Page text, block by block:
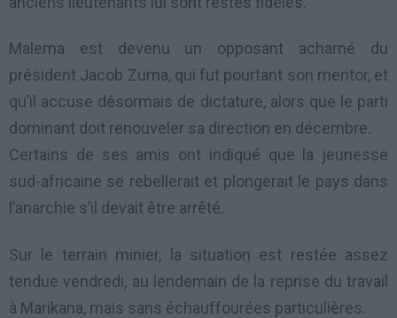
Malema est devenu un opposant acharné du
président Jacob Zuma, qui fut pourtant son mentor, et
qu’il accuse désormais de dictature, alors que le parti
dominant doit renouveler sa direction en décembre.
Certains de ses amis ont indiqué que la jeunesse
sud-africaine se rebellerait et plongerait le pays dans
l’anarchie s’il devait être arrêté.
Sur le terrain minier, la situation est restée assez
tendue vendredi, au lendemain de la reprise du travail
à Marikana, mais sans échauffourées particulières.